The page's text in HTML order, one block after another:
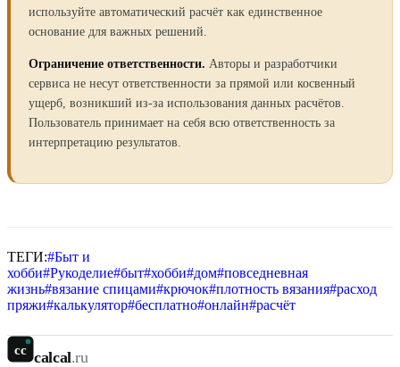
используйте автоматический расчёт как единственное
основание для важных решений.
Ограничение ответственности. Авторы и разработчики
сервиса не несут ответственности за прямой или косвенный
ущерб, возникший из-за использования данных расчётов.
Пользователь принимает на себя всю ответственность за
интерпретацию результатов.
ТЕГИ:#Быт и
хобби#Рукоделие#быт#хобби#дом#повседневная
жизнь#вязание спицами#крючок#плотность вязания#расход
пряжи#калькулятор#бесплатно#онлайн#расчёт
cc calcal.ru